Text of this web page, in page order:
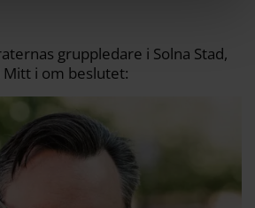
gruppledare i Solna Stad,
i om beslutet: